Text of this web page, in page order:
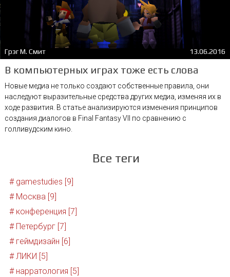
Грэг М. Смит 13.06.2016
В компьютерных играх тоже есть слова
Новые медиа не только создают собственные правила, они
наследуют выразительные средства других медиа, изменяя их в
ходе развития. В статье анализируются изменения принципов
создания диалогов в Final Fantasy VII по сравнению с
голливудским кино.
Все теги
# gamestudies [9]
# Москва [9]
# конференция [7]
# Петербург [7]
# геймдизайн [6]
# ЛИКИ [5]
# нарратология [5]